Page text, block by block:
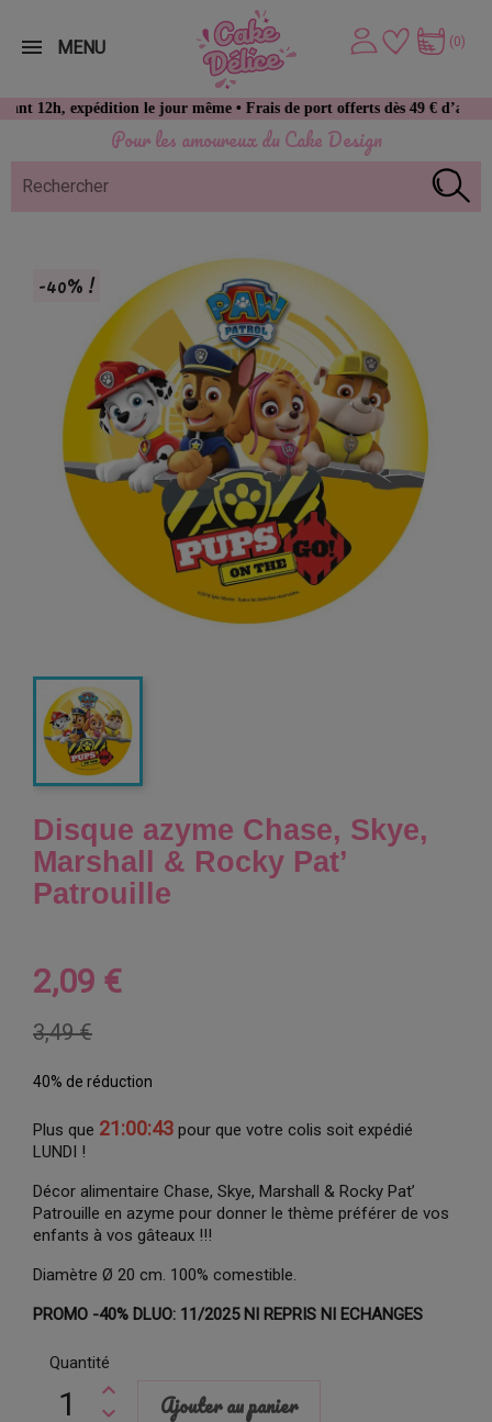
Pour les amoureux du Cake Design
expédition le jour même • Frais de port offerts dès 49 € d’achat
(0)
MENU
-40% !
Disque azyme Chase, Skye,
Marshall & Rocky Pat’
Patrouille
2,09 €
3,49 €
40% de réduction
Plus que 21:00:42 pour que votre colis soit expédié
LUNDI !
Décor alimentaire Chase, Skye, Marshall & Rocky Pat’
Patrouille en azyme pour donner le thème préférer de vos
enfants à vos gâteaux !!!
Diamètre Ø 20 cm. 100% comestible.
PROMO -40% DLUO: 11/2025 NI REPRIS NI ECHANGES
Quantité
Ajouter au panier